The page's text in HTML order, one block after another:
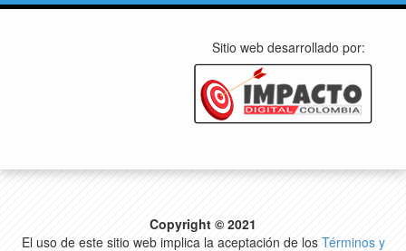
Sitio web desarrollado por:
Copyright © 2021
El uso de este sitio web implica la aceptación de los Términos y